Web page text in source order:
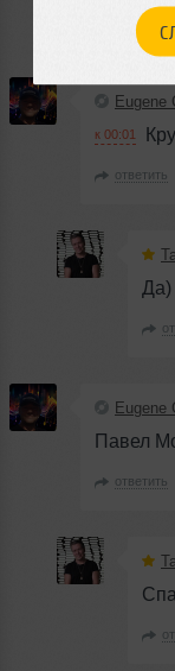
ответить
Eugene
к 00:01
ответить
Да)
Eugene
Павел
ответить